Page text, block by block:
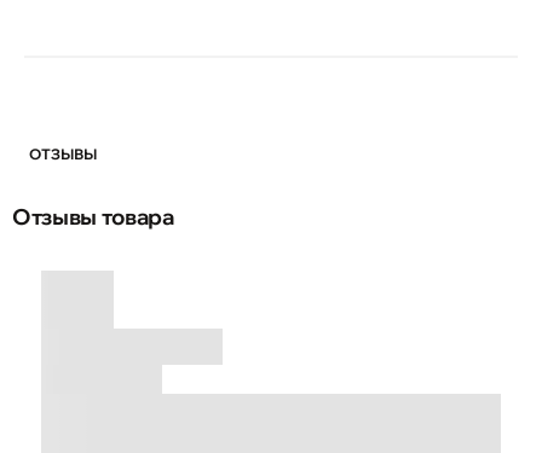
ОТЗЫВЫ
Отзывы товара